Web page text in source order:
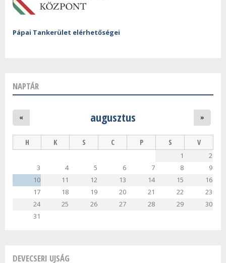
Pápai Tankerület elérhetőségei
NAPTÁR
augusztus
« »
H K S C P S V
1
2
3
4 5 6 7 8
9
10
11 12 13 14 15
16
17
18 19 20 21 22
23
24
25 26 27 28 29
30
31
DEVECSERI UJSÁG